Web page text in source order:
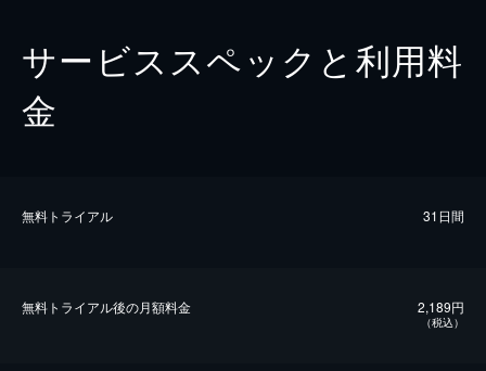
サービススペックと利用料
金
無料トライアル 31日間
無料トライアル後の⽉額料金 2,189円
（税込）